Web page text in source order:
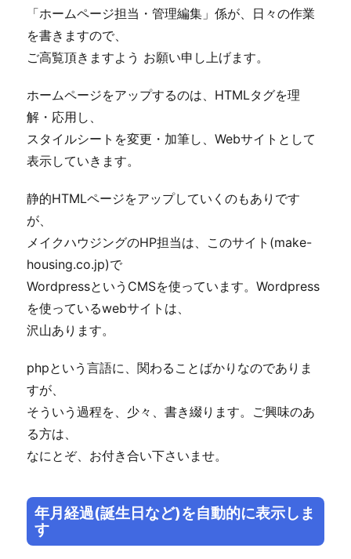
「ホームページ担当・管理編集」係が、日々の作業
を書きますので、
ご高覧頂きますよう お願い申し上げます。
ホームページをアップするのは、HTMLタグを理
解・応用し、
スタイルシートを変更・加筆し、Webサイトとして
表示していきます。
静的HTMLページをアップしていくのもありです
が、
メイクハウジングのHP担当は、このサイト(make-
housing.co.jp)で
WordpressというCMSを使っています。Wordpress
を使っているwebサイトは、
沢山あります。
phpという言語に、関わることばかりなのでありま
すが、
そういう過程を、少々、書き綴ります。ご興味のあ
る方は、
なにとぞ、お付き合い下さいませ。
年月経過(誕生日など)を自動的に表示しま
す